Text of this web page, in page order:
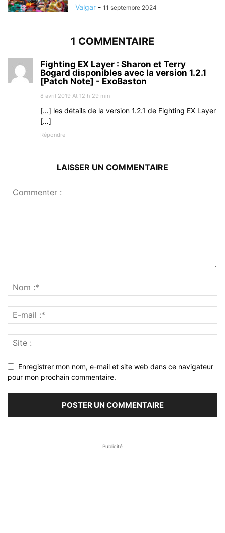
Valgar - 11 septembre 2024
1 COMMENTAIRE
Fighting EX Layer : Sharon et Terry
Bogard disponibles avec la version 1.2.1
[Patch Note] - ExoBaston
8 avril 2019 At 12 h 29 min
[…] les détails de la version 1.2.1 de Fighting EX Layer
[…]
Répondre
LAISSER UN COMMENTAIRE
Enregistrer mon nom, e-mail et site web dans ce navigateur
pour mon prochain commentaire.
Publicité